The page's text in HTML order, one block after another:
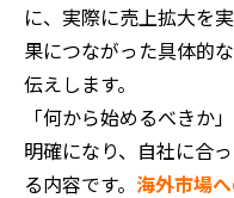
に、実際に売上拡大を
果につながった具体的
伝えします。
「何から始めるべきか
明確になり、自社に合
る内容です。 海外市場